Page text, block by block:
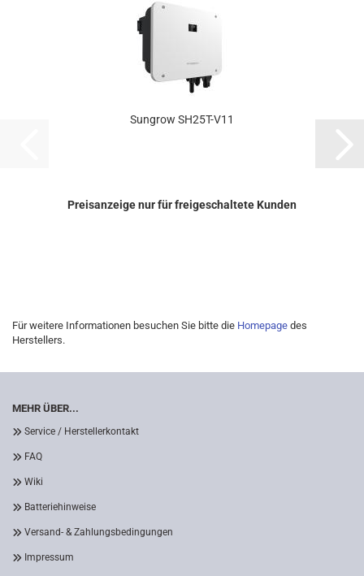
Sungrow SH25T-​​V11
Preisanzeige nur für freigeschaltete Kunden
Für weitere Informationen besuchen Sie bitte die Homepage des
Herstellers.
MEHR ÜBER...
Service / Herstellerkontakt
FAQ
Wiki
Batteriehinweise
Versand- & Zahlungsbedingungen
Impressum